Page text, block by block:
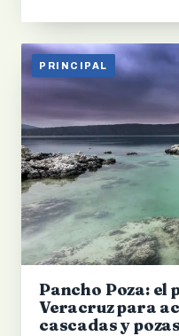
PRINCIPAL
Pancho Poza: el
Veracruz para
cascadas y